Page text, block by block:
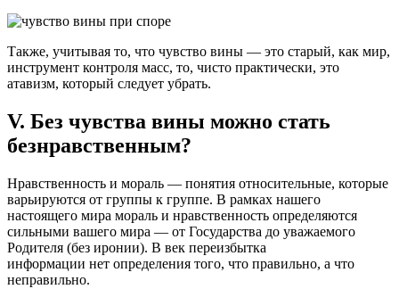
Также, учитывая то, что чувство вины — это старый, как мир,
инструмент контроля масс, то, чисто практически, это
атавизм, который следует убрать.
V. Без чувства вины можно стать
безнравственным?
Нравственность и мораль — понятия относительные, которые
варьируются от группы к группе. В рамках нашего
настоящего мира мораль и нравственность определяются
сильными вашего мира — от Государства до уважаемого
Родителя (без иронии). В век переизбытка
информации нет определения того, что правильно, а что
неправильно.